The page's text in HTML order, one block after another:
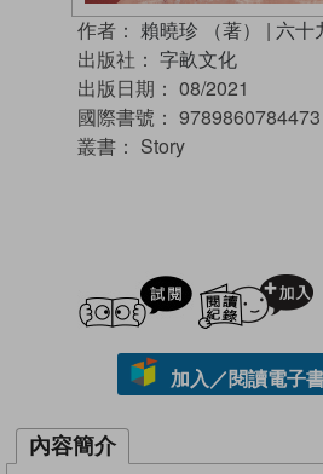
作者： 賴曉珍 （著） | 六十
出版社： 字畝文化
出版日期： 08/2021
國際書號： 9789860784473
叢書： Story
試閲
加入／閱讀電子
內容簡介